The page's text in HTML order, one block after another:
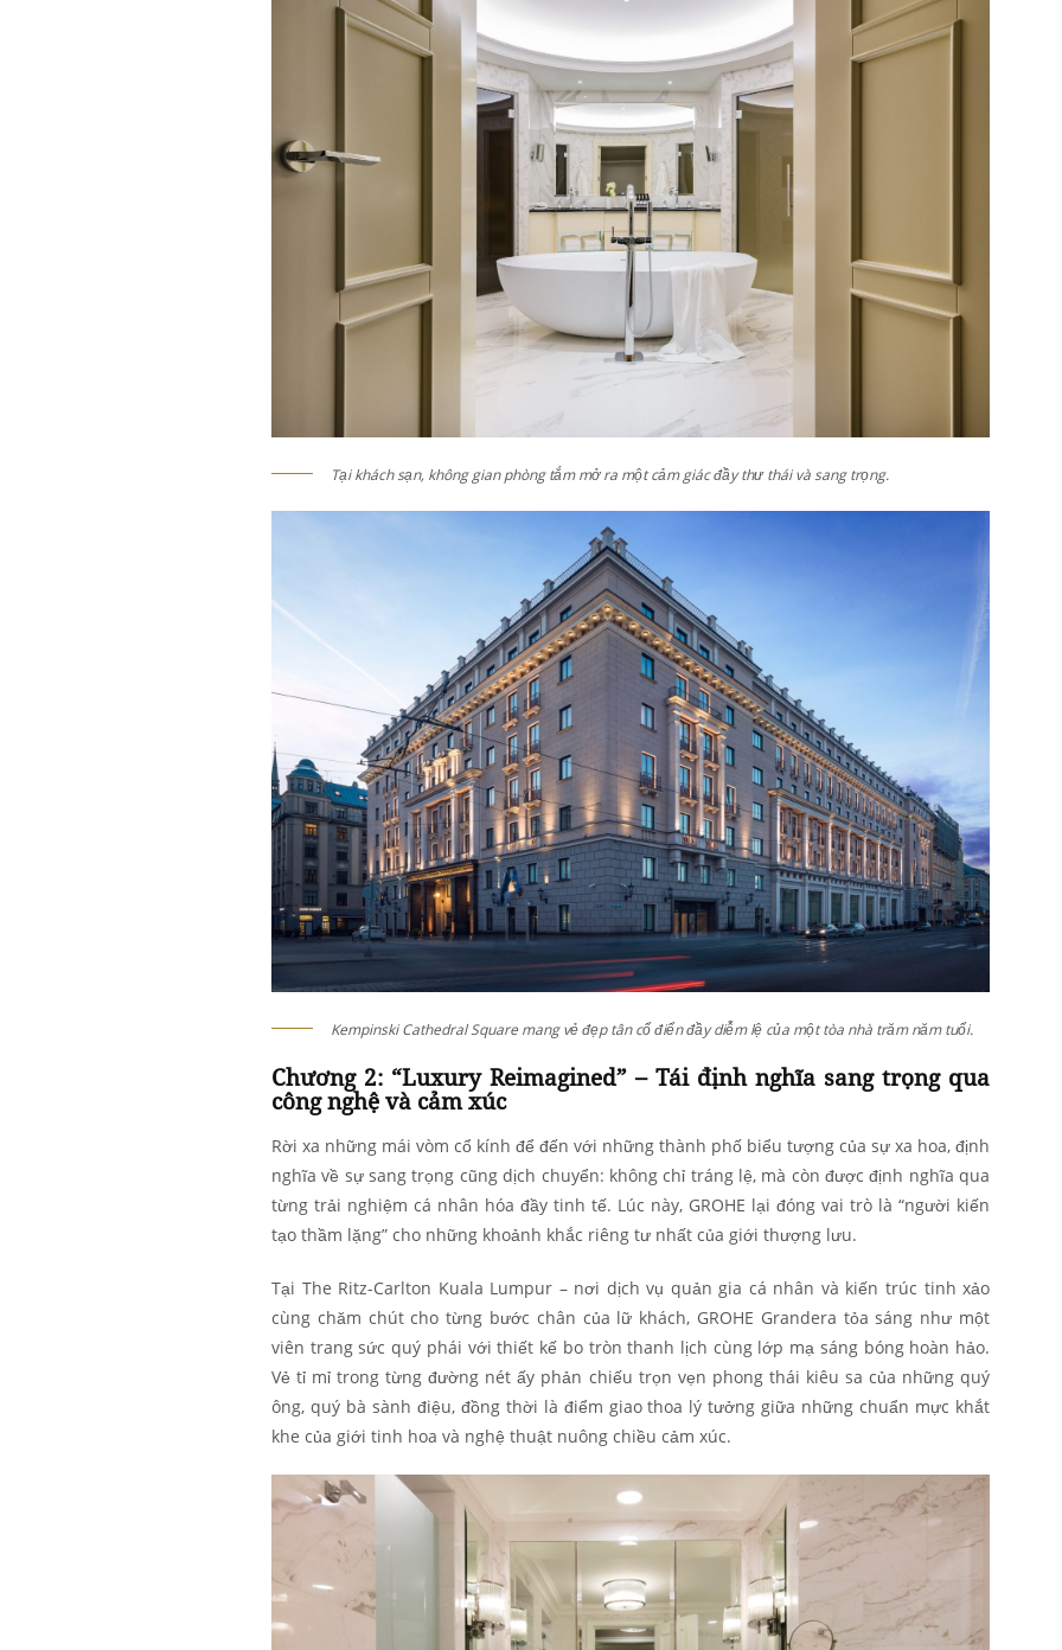
Tại khách sạn, không gian phòng tắm mở ra một cảm giác đầy thư thái và sang trọng.
Kempinski Cathedral Square mang vẻ đẹp tân cổ điển đầy diễm lệ của một tòa nhà trăm năm tuổi.
Chương 2: “Luxury Reimagined” – Tái định nghĩa sang trọng qua
công nghệ và cảm xúc
Rời xa những mái vòm cổ kính để đến với những thành phố biểu tượng của sự xa hoa, định
nghĩa về sự sang trọng cũng dịch chuyển: không chỉ tráng lệ, mà còn được định nghĩa qua
từng trải nghiệm cá nhân hóa đầy tinh tế. Lúc này, GROHE lại đóng vai trò là “người kiến
tạo thầm lặng” cho những khoảnh khắc riêng tư nhất của giới thượng lưu.
Tại The Ritz-Carlton Kuala Lumpur – nơi dịch vụ quản gia cá nhân và kiến trúc tinh xảo
cùng chăm chút cho từng bước chân của lữ khách, GROHE Grandera tỏa sáng như một
viên trang sức quý phái với thiết kế bo tròn thanh lịch cùng lớp mạ sáng bóng hoàn hảo.
Vẻ tỉ mỉ trong từng đường nét ấy phản chiếu trọn vẹn phong thái kiêu sa của những quý
ông, quý bà sành điệu, đồng thời là điểm giao thoa lý tưởng giữa những chuẩn mực khắt
khe của giới tinh hoa và nghệ thuật nuông chiều cảm xúc.